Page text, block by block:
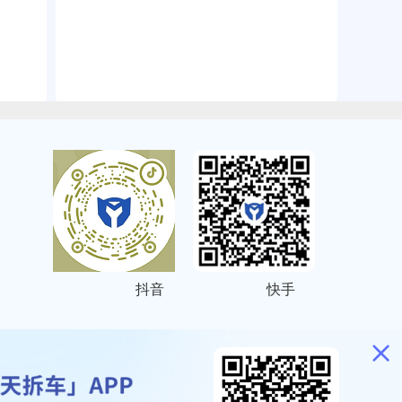
抖音 快手
号